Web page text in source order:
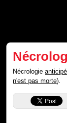
Nécrologie
n'est pas morte).